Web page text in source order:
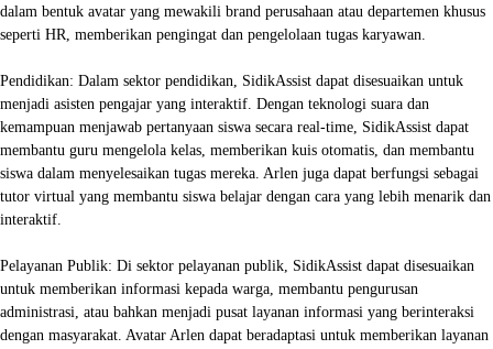
dalam bentuk avatar yang mewakili brand perusahaan atau departemen khusus
seperti HR, memberikan pengingat dan pengelolaan tugas karyawan.
Pendidikan: Dalam sektor pendidikan, SidikAssist dapat disesuaikan untuk
menjadi asisten pengajar yang interaktif. Dengan teknologi suara dan
kemampuan menjawab pertanyaan siswa secara real-time, SidikAssist dapat
membantu guru mengelola kelas, memberikan kuis otomatis, dan membantu
siswa dalam menyelesaikan tugas mereka. Arlen juga dapat berfungsi sebagai
tutor virtual yang membantu siswa belajar dengan cara yang lebih menarik dan
interaktif.
Pelayanan Publik: Di sektor pelayanan publik, SidikAssist dapat disesuaikan
untuk memberikan informasi kepada warga, membantu pengurusan
administrasi, atau bahkan menjadi pusat layanan informasi yang berinteraksi
dengan masyarakat. Avatar Arlen dapat beradaptasi untuk memberikan layanan